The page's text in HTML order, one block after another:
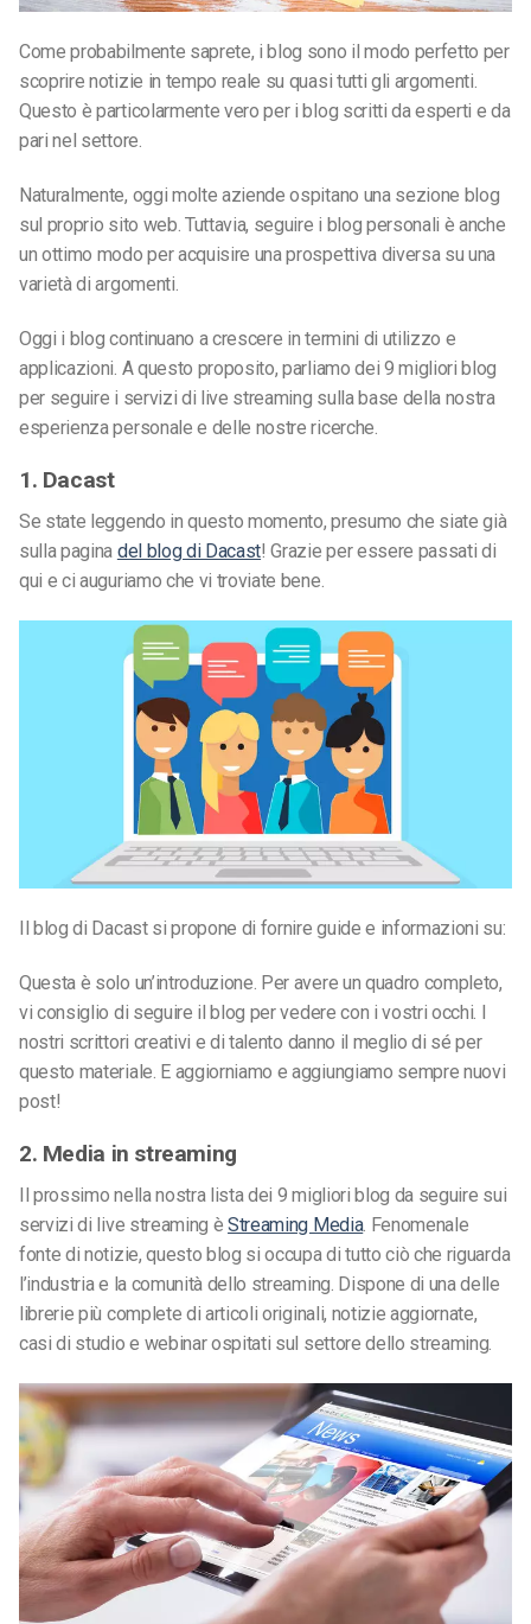
Come probabilmente saprete, i blog sono il modo perfetto per
scoprire notizie in tempo reale su quasi tutti gli argomenti.
Questo è particolarmente vero per i blog scritti da esperti e da
pari nel settore.
Naturalmente, oggi molte aziende ospitano una sezione blog
sul proprio sito web. Tuttavia, seguire i blog personali è anche
un ottimo modo per acquisire una prospettiva diversa su una
varietà di argomenti.
Oggi i blog continuano a crescere in termini di utilizzo e
applicazioni. A questo proposito, parliamo dei 9 migliori blog
per seguire i servizi di live streaming sulla base della nostra
esperienza personale e delle nostre ricerche.
1. Dacast
Se state leggendo in questo momento, presumo che siate già
sulla pagina del blog di Dacast! Grazie per essere passati di
qui e ci auguriamo che vi troviate bene.
Il blog di Dacast si propone di fornire guide e informazioni su:
Questa è solo un’introduzione. Per avere un quadro completo,
vi consiglio di seguire il blog per vedere con i vostri occhi. I
nostri scrittori creativi e di talento danno il meglio di sé per
questo materiale. E aggiorniamo e aggiungiamo sempre nuovi
post!
2. Media in streaming
Il prossimo nella nostra lista dei 9 migliori blog da seguire sui
servizi di live streaming èStreaming Media. Fenomenale
fonte di notizie, questo blog si occupa di tutto ciò che riguarda
l’industria e la comunità dello streaming. Dispone di una delle
librerie più complete di articoli originali, notizie aggiornate,
casi di studio e webinar ospitati sul settore dello streaming.